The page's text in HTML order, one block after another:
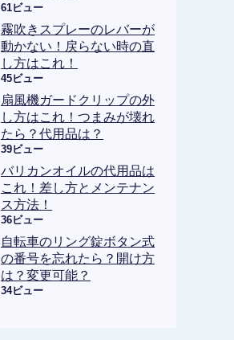
61ビュー
霧吹きスプレーのレバーが
動かない！戻らない時の直
し方はこれ！
45ビュー
扇風機ガードクリップの外
し方はこれ！つまみが壊れ
たら？代用品は？
39ビュー
バリカンオイルの代用品は
これ！差し方とメンテナン
ス方法！
36ビュー
自転車のリング錠ボタン式
の番号を忘れたら？開け方
は？変更可能？
34ビュー